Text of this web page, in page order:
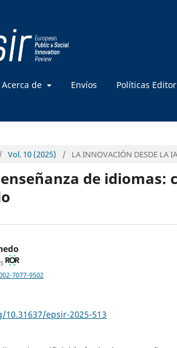
Acerca de Envíos Políticas
/ Vol. 10 (2025) / LA INNOVACIÓN DESDE LA
de
7077-9502
epsir-2025-513